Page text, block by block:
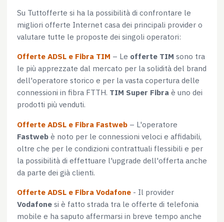
Su Tuttofferte si ha la possibilità di confrontare le
migliori offerte Internet casa dei principali provider o
valutare tutte le proposte dei singoli operatori:
Offerte ADSL e Fibra TIM – Le offerte TIM sono tra
le più apprezzate dal mercato per la solidità del brand
dell'operatore storico e per la vasta copertura delle
connessioni in fibra FTTH. TIM Super Fibra è uno dei
prodotti più venduti.
Offerte ADSL e Fibra Fastweb – L'operatore
Fastweb è noto per le connessioni veloci e affidabili,
oltre che per le condizioni contrattuali flessibili e per
la possibilità di effettuare l'upgrade dell'offerta anche
da parte dei già clienti.
Offerte ADSL e Fibra Vodafone - Il provider
Vodafone si è fatto strada tra le offerte di telefonia
mobile e ha saputo affermarsi in breve tempo anche